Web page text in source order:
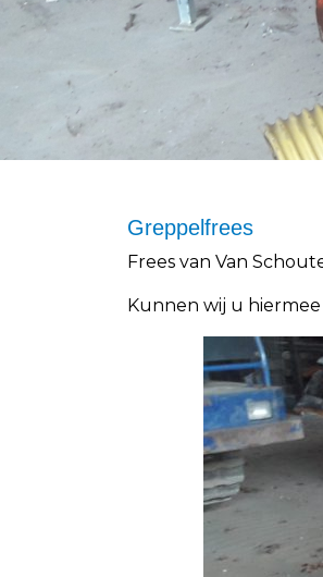
Greppelfrees
Frees van Van
Kunnen wij u